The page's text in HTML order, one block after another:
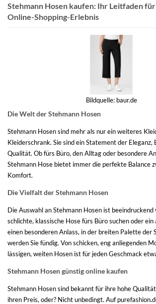
Stehmann Hosen kaufen: Ihr Leitfaden für
Online-Shopping-Erlebnis
Bildquelle: baur.de
Die Welt der Stehmann Hosen
Stehmann Hosen sind mehr als nur ein weiteres
Kleiderschrank. Sie sind ein Statement der Eleganz,
Qualität. Ob fürs Büro, den Alltag oder besondere
Stehmann Hose bietet immer die perfekte Balance
Komfort.
Die Vielfalt der Stehmann Hosen
Die Auswahl an Stehmann Hosen ist beeindruckend
schlichte, klassische Hose fürs Büro suchen oder
einen besonderen Anlass, in der breiten Palette der
werden Sie fündig. Von schicken, eng anliegenden
lässigen, weiten Hosen ist für jeden Geschmack
Stehmann Hosen günstig online kaufen
Stehmann Hosen sind bekannt für ihre hohe
ihren Preis, oder? Nicht unbedingt. Auf